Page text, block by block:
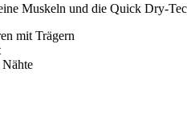
Muskeln und die Quick Dry-
mit Trägern